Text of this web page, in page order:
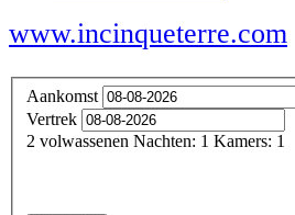
www.incinqueterre.com
Aankomst
Vertrek
2 volwassenen Nachten: 1 Kamers: 1